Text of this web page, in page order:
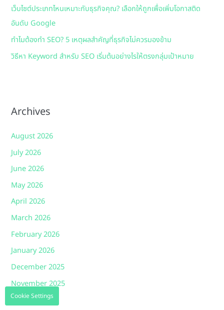
เว็บไซต์ประเภทไหนเหมาะกับธุรกิจคุณ? เลือกให้ถูกเพื่อเพิ่มโอกาสติด
อันดับ Google
ทำไมต้องทำ SEO? 5 เหตุผลสำคัญที่ธุรกิจไม่ควรมองข้าม
วิธีหา Keyword สำหรับ SEO เริ่มต้นอย่างไรให้ตรงกลุ่มเป้าหมาย
Archives
August 2026
July 2026
June 2026
May 2026
April 2026
March 2026
February 2026
January 2026
December 2025
November 2025
October 2025
Cookie Settings